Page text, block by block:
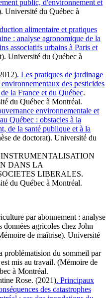
public, d'environnement et
Université du Québec à
alimentaire et pratiques
: analyse agronomique de la
associatifs urbains à Paris et
Université du Québec à
. Les pratiques de jardinage
des pesticides
la France et du Québec.
du Québec à Montréal.
environnementale et
Québec : obstacles à la
de la santé publique et à la
de doctorat). Université du
DANS LA
LIBERALES.
du Québec à Montréal.
par abonnement : analyse
agricoles chez John
de maîtrise). Université
problématision du sommeil par
mis au travail. (Mémoire de
à Montréal.
Rose. (2021). Principaux
des catastrophes